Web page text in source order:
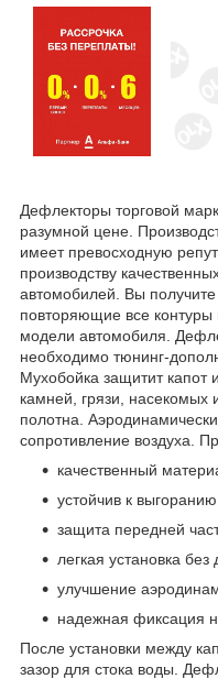
Дефлекторы торговой
разумной цене.
имеет превосходную
производству
автомобилей. Вы
повторяющие все контуры
модели автомобиля.
необходимо тюнинг-
Мухобойка защитит капот
камней, грязи, насекомых
полотна.
сопротивление воздуха.
качественный
устойчив к
защита передней
легкая установка
улучшение
надежная фиксация
После установки между
зазор для стока воды.